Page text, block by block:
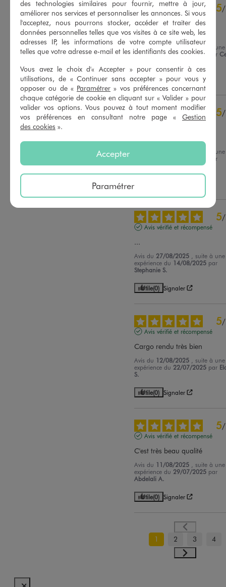
4.8/5
Basé sur
contrôle
Voir tous les avis sur ce site
étoiles
17
4étoiles
1
3étoiles
1
2étoiles
5/
Avis vérifié et récompensé
Très bien
Avis du17/01/2026 , suite à une
expérience du16/12/2025 par
Utile(0) Signaler
5/
Avis vérifié et récompensé
, suite à une
par
Sophie B.
5/
Avis vérifié et récompensé
...
Avis du 27/08/2025 , suite à une
expérience du 14/08/2025 par
Stephanie S.
Utile(0) Signaler
5/
Avis vérifié et récompensé
Cargo rendu très bien
Avis du 12/08/2025 , suite à une
expérience du 22/07/2025 par
S.
Utile(0) Signaler
5/
Avis vérifié et récompensé
C'est très beau qualité
Avis du 11/08/2025 , suite à une
expérience du 29/07/2025 par
Abdelali A.
Utile(0) Signaler
1 2 3 4
des technologies similaires pour fournir, mettre à jour,
améliorer nos services et personnaliser les annonces. Si vous
l'acceptez, nous pourrons stocker, accéder et traiter des
données personnelles telles que vos visites à ce site web, les
adresses IP, les informations de votre compte utilisateur
telles que votre adresse e-mail et les identifiants des cookies.
Vous avez le choix d'« Accepter » pour consentir à ces
utilisations, de « Continuer sans accepter » pour vous y
opposer ou de « Paramétrer » vos préférences concernant
chaque catégorie de cookie en cliquant sur « Valider » pour
valider vos options. Vous pouvez à tout moment modifier
vos préférences en consultant notre page « Gestion
des cookies ».
Accepter
Paramétrer